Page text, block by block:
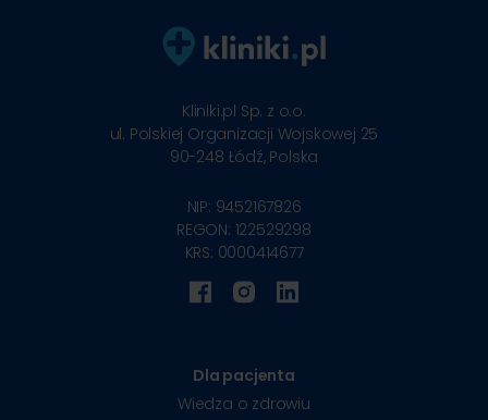
Kliniki.pl Sp. z o.o.
ul. Polskiej Organizacji Wojskowej 25
90-248 Łódź, Polska
NIP: 9452167826
REGON: 122529298
KRS: 0000414677
Dla pacjenta
Wiedza o zdrowiu